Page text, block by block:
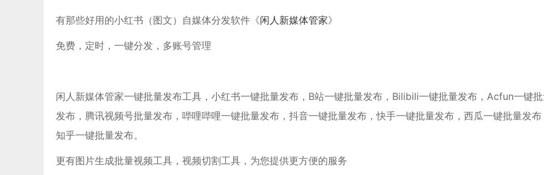
有那些好用的小红书（图文）自媒体分发软件《闲人新媒体管家》
免费，定时，一键分发，多账号管理
闲人新媒体管家一键批量发布工具，小红书一键批量发布，B站一键批量发布，Bilibili一键批量发布，Acfun一键
发布，腾讯视频号批量发布，哔哩哔哩一键批量发布，抖音一键批量发布，快手一键批量发布，西瓜一键批量发布
知乎一键批量发布。
更有图片生成批量视频工具，视频切割工具，为您提供更方便的服务